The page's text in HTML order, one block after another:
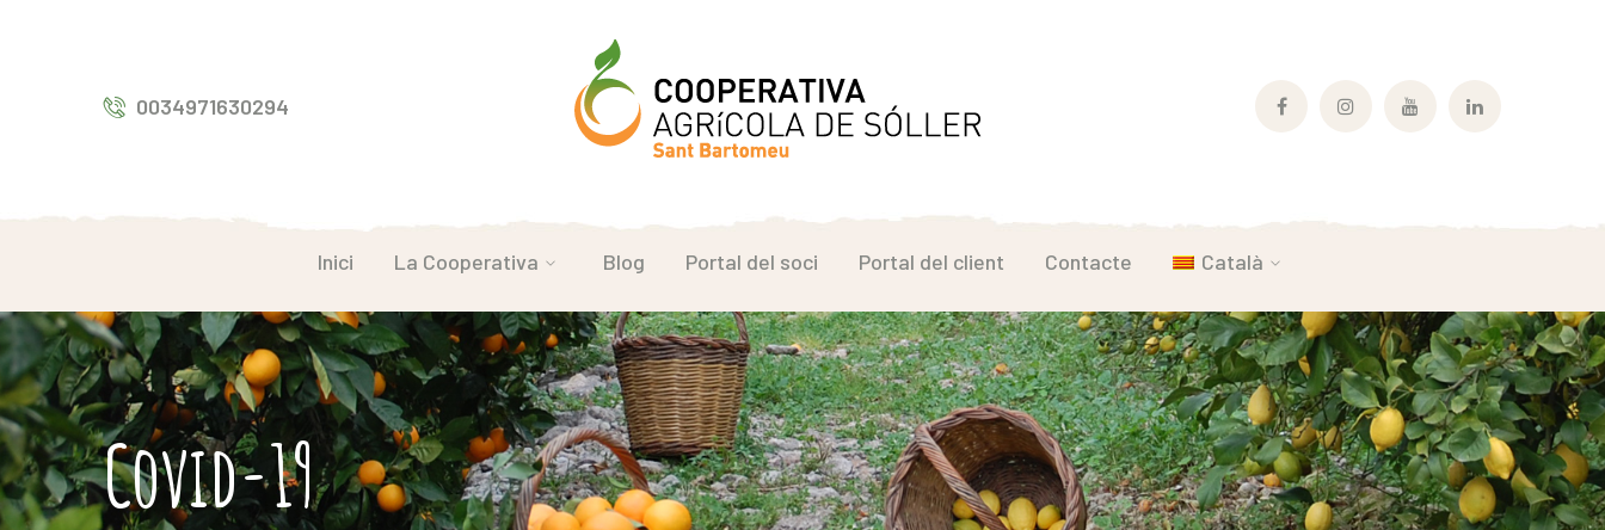
0034971630294 FacebookInstagramYoutubeLinkedIn
Inici La Cooperativa Blog Portal del soci Portal del client Contacte Català
Covid-19